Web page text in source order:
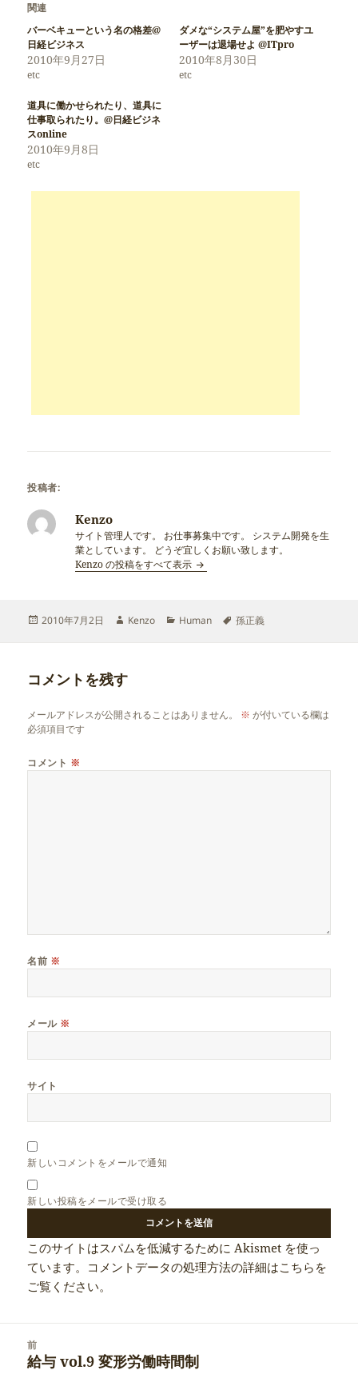
関連
バーベキューという名の格差@
日経ビジネス
2010年9月27日
etc
ダメな“システム屋”を肥やすユ
ーザーは退場せよ @ITpro
2010年8月30日
etc
道具に働かせられたり、道具に
仕事取られたり。@日経ビジネ
スonline
2010年9月8日
etc
投稿者:
Kenzo
サイト管理人です。 お仕事募集中です。 システム開発を生
業としています。 どうぞ宜しくお願い致します。
Kenzo の投稿をすべて表示
投
2010年7月2日
作
Kenzo
カ
Human
タ
孫正義
コメントを残す
メールアドレスが公開されることはありません。 ※ が付いている欄は
必須項目です
コメント ※
名前 ※
メール ※
サイト
新しいコメントをメールで通知
新しい投稿をメールで受け取る
このサイトはスパムを低減するために Akismet を使っ
ています。 コメントデータの処理方法の詳細はこちらを
ご覧ください。
前
前
給与 vol.9 変形労働時間制